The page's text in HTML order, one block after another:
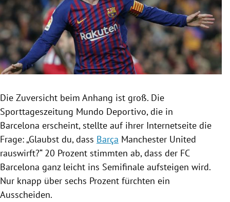
Untermenü
Untermenü
Untermenü
Untermenü
Untermenü
Die Zuversicht beim Anhang ist groß. Die
Sporttageszeitung Mundo Deportivo, die in
Barcelona erscheint, stellte auf ihrer Internetseite die
Frage: „Glaubst du, dass Barça Manchester United
rauswirft?“ 20 Prozent stimmten ab, dass der FC
Barcelona ganz leicht ins Semifinale aufsteigen wird.
Nur knapp über sechs Prozent fürchten ein
Ausscheiden.